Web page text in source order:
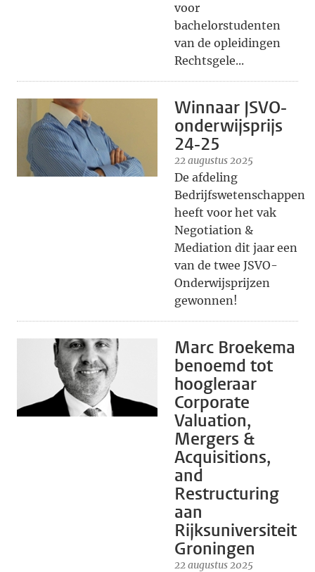
voor
bachelorstudenten
van de opleidingen
Rechtsgele...
Winnaar JSVO-
onderwijsprijs
24-25
22 augustus 2025
De afdeling
Bedrijfswetenschappen
heeft voor het vak
Negotiation &
Mediation dit jaar een
van de twee JSVO-
Onderwijsprijzen
gewonnen!
Marc Broekema
benoemd tot
hoogleraar
Corporate
Valuation,
Mergers &
Acquisitions,
and
Restructuring
aan
Rijksuniversiteit
Groningen
22 augustus 2025